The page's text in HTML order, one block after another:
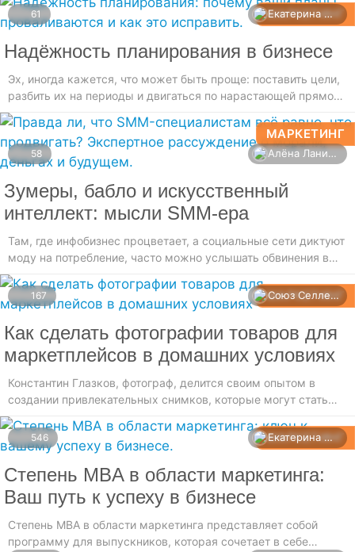
хвататься за отдельные тактические инструменты.
Надёжность планирования в бизнесе
МАРКЕТИНГ
61 Екатерина Лазарева
Эх, иногда кажется, что может быть проще: поставить цели,
разбить их на периоды и двигаться по нарастающей прямой
к успеху. Однако на практике этот, казалось бы, очевидный
подход регулярно приводит к сбоям
Зумеры, бабло и искусственный
интеллект: мысли SMM-ера
МАРКЕТИНГ
58 Алёна Ланина
Там, где инфобизнес процветает, а социальные сети диктуют
моду на потребление, часто можно услышать обвинения в
адрес маркетологов. Один из самых громких стереотипов
гласит, что SMM-специалистам всё равно, что продвигать —
лишь бы платили.
Как сделать фотографии товаров для
маркетплейсов в домашних условиях
МАРКЕТИНГ
167 Союз Селлеров
Константин Глазков, фотограф, делится своим опытом в
создании привлекательных снимков, которые могут стать
основой для продвижения товаров на маркетплейсах в
сфере онлайн-торговли, даже если у вас нет специального
оборудования.
Степень MBA в области маркетинга:
Ваш путь к успеху в бизнесе
МАРКЕТИНГ
546 Екатерина Лазарева
Степень MBA в области маркетинга представляет собой
программу для выпускников, которая сочетает в себе